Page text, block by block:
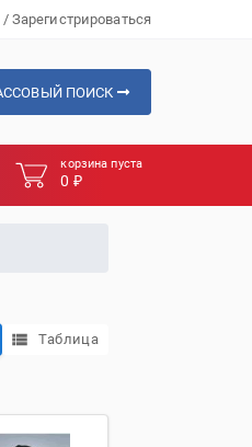
/ Зарегистрироваться
ПОИСК
корзина пуста
0 ₽
Таблица